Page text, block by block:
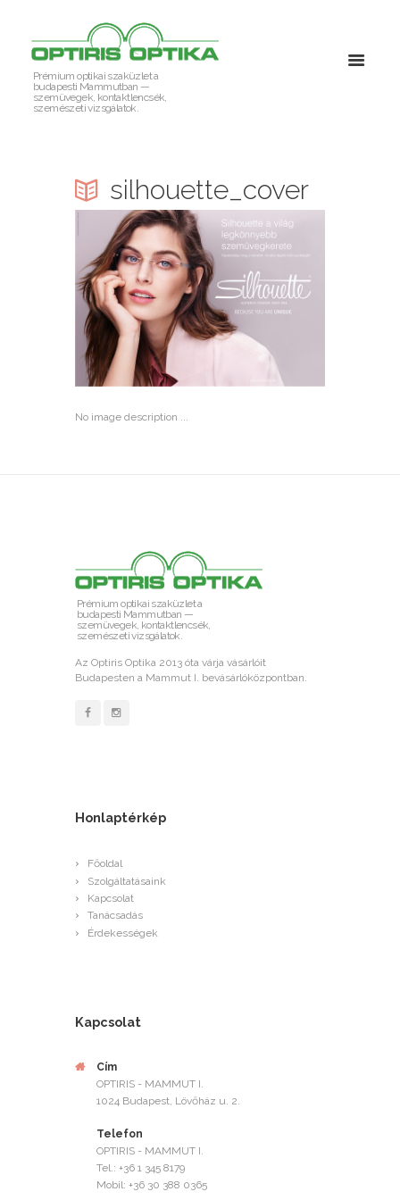
Prémium optikai szaküzlet a
budapesti Mammutban —
szemüvegek, kontaktlencsék,
szemészeti vizsgálatok.
silhouette_cover
No image description ...
Prémium optikai szaküzlet a
budapesti Mammutban —
szemüvegek, kontaktlencsék,
szemészeti vizsgálatok.
Az Optiris Optika 2013 óta várja vásárlóit
Budapesten a Mammut I. bevásárlóközpontban.
Honlaptérkép
Főoldal
Szolgáltatásaink
Kapcsolat
Tanácsadás
Érdekességek
Kapcsolat
Cím
OPTIRIS - MAMMUT I.
1024 Budapest, Lövőház u. 2.
Telefon
OPTIRIS - MAMMUT I.
Tel.: +36 1 345 8179
Mobil: +36 30 388 0365